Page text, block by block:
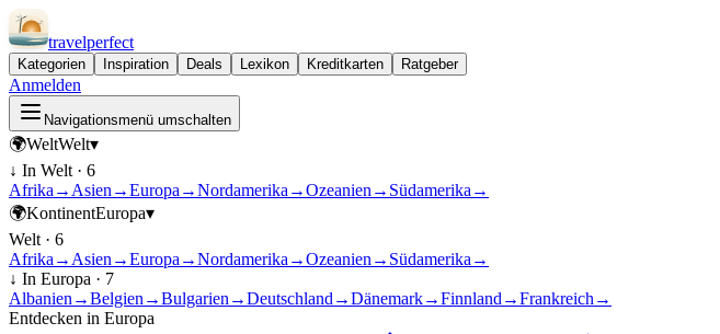
travelperfect
Kategorien Inspiration Deals Lexikon Kreditkarten Ratgeber
Anmelden
Navigationsmenü umschalten
🌍WeltWelt▾
↓ In Welt · 6
Afrika → Asien →Europa →Nordamerika →Ozeanien → Südamerika →
🌍KontinentEuropa▾
Welt · 6
Afrika → Asien →Europa →Nordamerika →Ozeanien → Südamerika →
↓ In Europa · 7
Albanien →Belgien →Bulgarien →Deutschland →Dänemark→Finnland →Frankreich →
Entdecken in Europa